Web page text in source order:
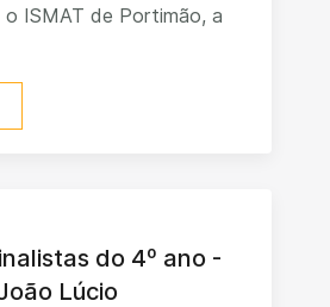
ISMAT de Portimão, a
do 4º ano -
Lúcio